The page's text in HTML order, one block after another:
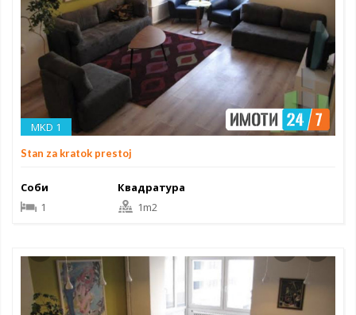
MKD 1
Stan za kratok prestoj
Соби
1
Квадратура
1m2